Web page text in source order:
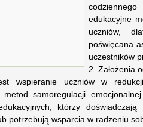
edukacyjne
uczniów,
poświęcana
uczestników
2. Założenia
wspieranie uczniów w
samoregulacji
którzy
potrzebują wsparcia w radzeniu